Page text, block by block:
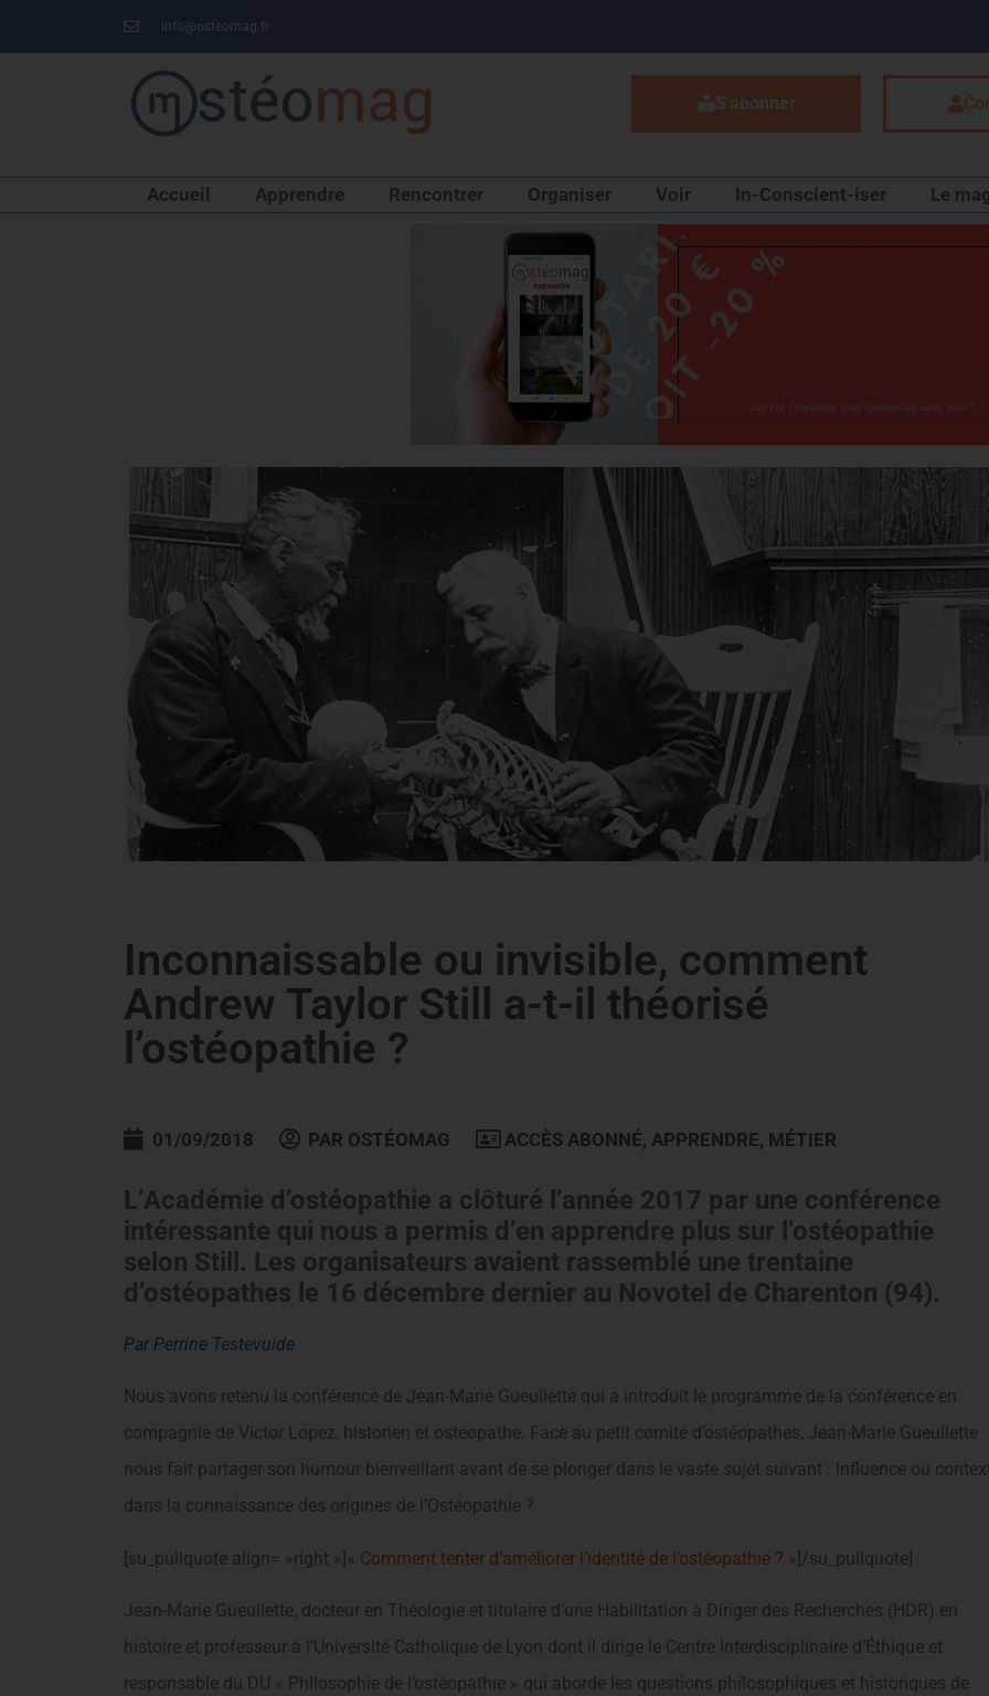
info@osteomag.fr
S'abonner
Accueil Apprendre Rencontrer Organiser Voir In-Conscient-iser Le
Inconnaissable ou invisible, comment
Andrew Taylor Still a-t-il théorisé
l’ostéopathie ?
01/09/2018 PAR OSTÉOMAG ACCÈS ABONNÉ, APPRENDRE, MÉTIER
L’Académie d’ostéopathie a clôturé l’année 2017 par une conférence
intéressante qui nous a permis d’en apprendre plus sur l’ostéopathie
selon Still. Les organisateurs avaient rassemblé une trentaine
d’ostéopathes le 16 décembre dernier au Novotel de Charenton (94).
Par Perrine Testevuide
Nous avons retenu la conférence de Jean-Marie Gueullette qui a introduit le programme de la conférence en
compagnie de Victor Lopez, historien et ostéopathe. Face au petit comité d’ostéopathes, Jean-Marie Gueullette
nous fait partager son humour bienveillant avant de se plonger dans le vaste sujet suivant : Influence ou
dans la connaissance des origines de l’Ostéopathie ?
[su_pullquote align= »right »] « Comment tenter d’améliorer l’identité de l’ostéopathie ? » [/su_pullquote]
Jean-Marie Gueullette, docteur en Théologie et titulaire d’une Habilitation à Diriger des Recherches (HDR) en
histoire et professeur à l’Université Catholique de Lyon dont il dirige le Centre Interdisciplinaire d’Éthique et
responsable du DU « Philosophie de l’ostéopathie » qui aborde les questions philosophiques et historiques de